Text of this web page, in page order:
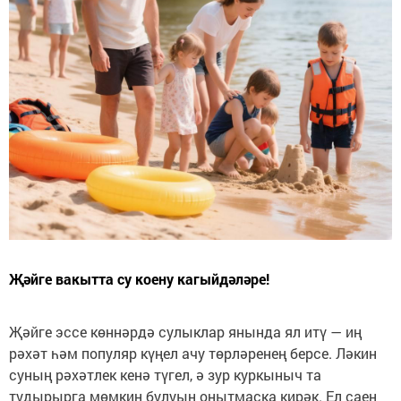
Җәйге вакытта су коену кагыйдәләре!
Җәйге эссе көннәрдә сулыклар янында ял итү — иң
рәхәт һәм популяр күңел ачу төрләренең берсе. Ләкин
суның рәхәтлек кенә түгел, ә зур куркыныч та
тудырырга мөмкин булуын онытмаска кирәк. Ел саен